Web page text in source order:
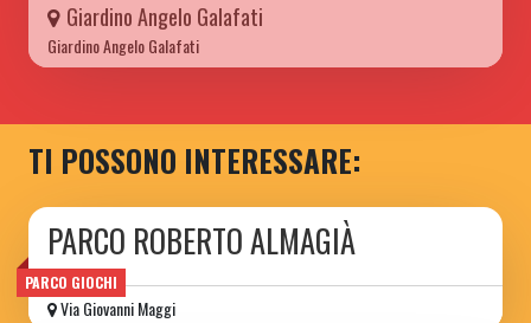
Giardino Angelo Galafati
Giardino Angelo Galafati
TI POSSONO INTERESSARE:
PARCO GIOCHI
PARCO ROBERTO ALMAGIÀ
Via Giovanni Maggi